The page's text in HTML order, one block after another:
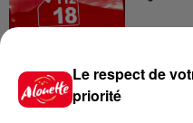
6 août
Le respect de
priorité